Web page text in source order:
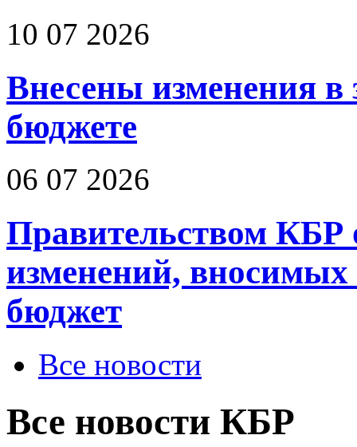
10 07 2026
Внесены изменения в
бюджете
06 07 2026
Правительством КБР
изменений, вносимых
бюджет
Все новости
Все новости КБР